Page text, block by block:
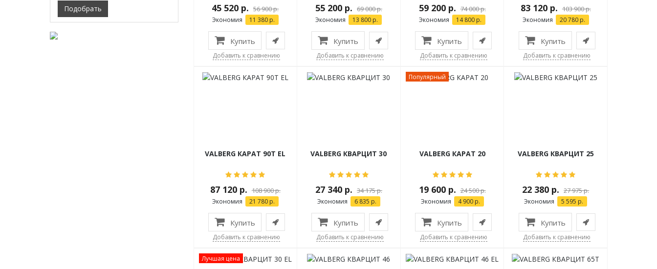
Подобрать 45 520 р. 56 900 р.
Экономия 11 380 р.
Купить
Добавить к сравнению
55 200 р. 69 000 р.
Экономия 13 800 р.
Купить
Добавить к сравнению
59 200 р. 74 000 р.
Экономия 14 800 р.
Купить
Добавить к сравнению
83 120 р. 103 900 р.
Экономия 20 780 р.
Купить
Добавить к сравнению
VALBERG КАРАТ 90T EL
87 120 р. 108 900 р.
Экономия 21 780 р.
Купить
Добавить к сравнению
VALBERG КВАРЦИТ 30
27 340 р. 34 175 р.
Экономия 6 835 р.
Купить
Добавить к сравнению
Популярный
VALBERG КАРАТ 20
19 600 р. 24 500 р.
Экономия 4 900 р.
Купить
Добавить к сравнению
VALBERG КВАРЦИТ 25
22 380 р. 27 975 р.
Экономия 5 595 р.
Купить
Добавить к сравнению
Лучшая цена